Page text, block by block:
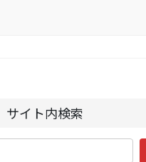
サイト内検索